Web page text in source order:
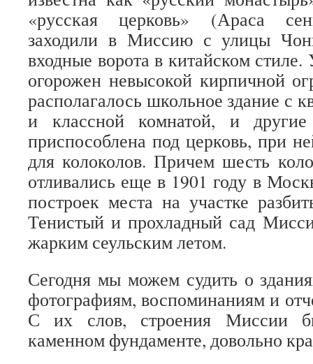
«русская церковь» (Араса
заходили в Миссию с улицы
входные ворота в китайском
огорожен невысокой кирпичной
располагалось школьное здание с
и классной комнатой, и
приспособлена под церковь, при
для колоколов. Причем шесть
отливались еще в 1901 году в
построек места на участке
Тенистый и прохладный сад
жарким сеульским летом.
Сегодня мы можем судить о
фотографиям, воспоминаниям и
С их слов, строения Миссии
каменном фундаменте, довольно